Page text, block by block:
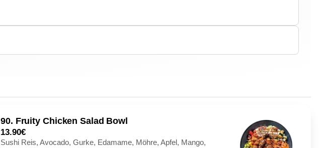
90. Fruity Chicken Salad Bowl
13.90€
Sushi Reis, Avocado, Gurke, Edamame, Möhre, Apfel, Mango,